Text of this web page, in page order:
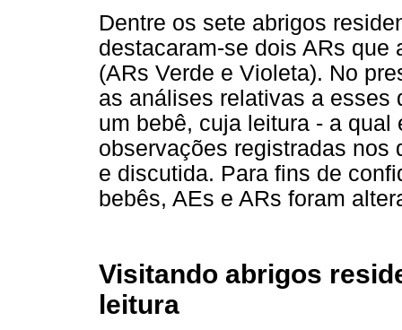
Dentre os sete abrigos
destacaram-se dois ARs que
(ARs Verde e Violeta). No
as análises relativas a esses
um bebê, cuja leitura - a
observações registradas nos
e discutida. Para fins de
bebês, AEs e ARs foram
Visitando abrigos
leitura